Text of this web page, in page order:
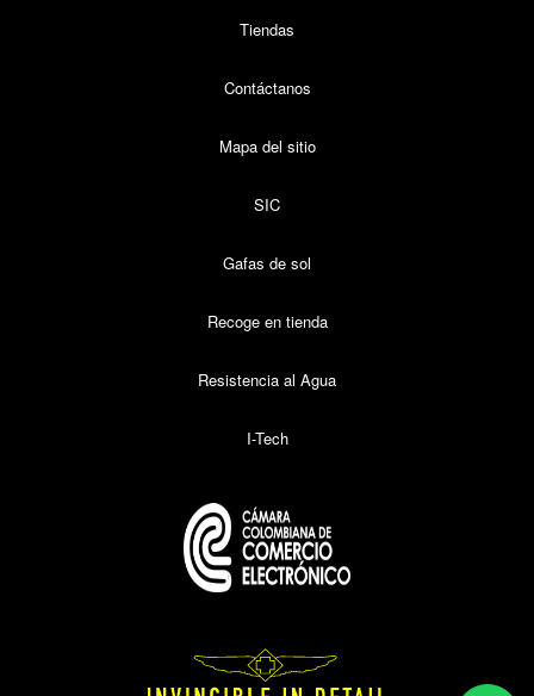
Tiendas
Contáctanos
Mapa del sitio
SIC
Gafas de sol
Recoge en tienda
Resistencia al Agua
I-Tech